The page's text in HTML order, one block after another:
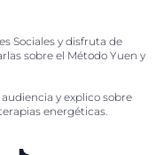
Sociales y disfruta de
sobre el Método Yuen y
y explico sobre
energéticas.